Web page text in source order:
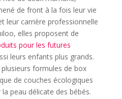
de front à la fois leur vie
leur carrière professionnelle
elles proposent de
pour les futures
leurs enfants plus grands.
formules de box
de couches écologiques
peau délicate des bébés.